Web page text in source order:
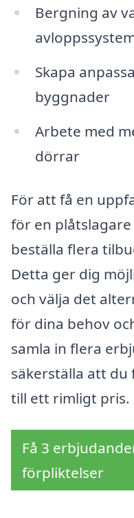
Bergning av
Skapa
byggnader
Arbete med
dörrar
För att få en
för en plåtslagare
beställa flera
Detta ger dig
och välja det
för dina behov
samla in flera
säkerställa att du
till ett rimligt pris.
Få 3
förpliktelser